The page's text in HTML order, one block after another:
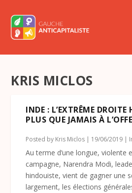
KRIS MICLOS
INDE : L’EXTRÊME
PLUS QUE JAMAIS À
Posted by Kris Miclos | 19/06/2019 |
Au terme d’une longue, violente
campagne, Narendra Modi,
hindouiste, vient de gagner une
largement, les élections